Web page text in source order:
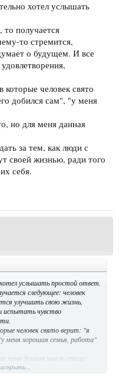
хотел услышать
получается
то стремится,
о будущем. И все
человек свято
добился сам", "у меня
но для меня данная
за тем, как люди с
своей жизнью, ради того
себя.
услышать простой ответ.
следующее: человек
улучшить свою жизнь,
испытать чувство
человек свято верит: "я
меня хорошая семья, работа"
меня данная мысль стала